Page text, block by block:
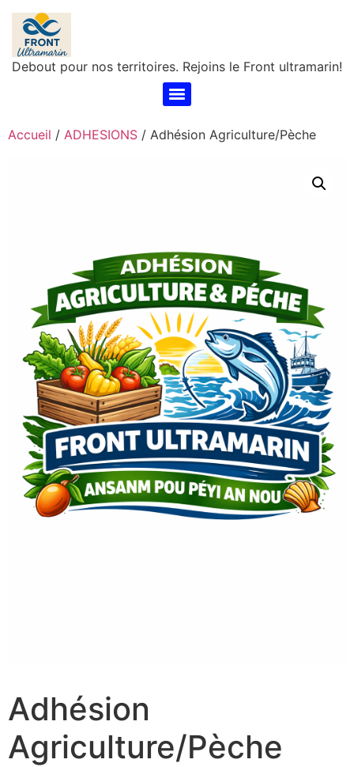
Debout pour nos territoires. Rejoins le Front ultramarin!
Accueil / ADHESIONS / Adhésion Agriculture/Pèche
Adhésion
Agriculture/Pèche